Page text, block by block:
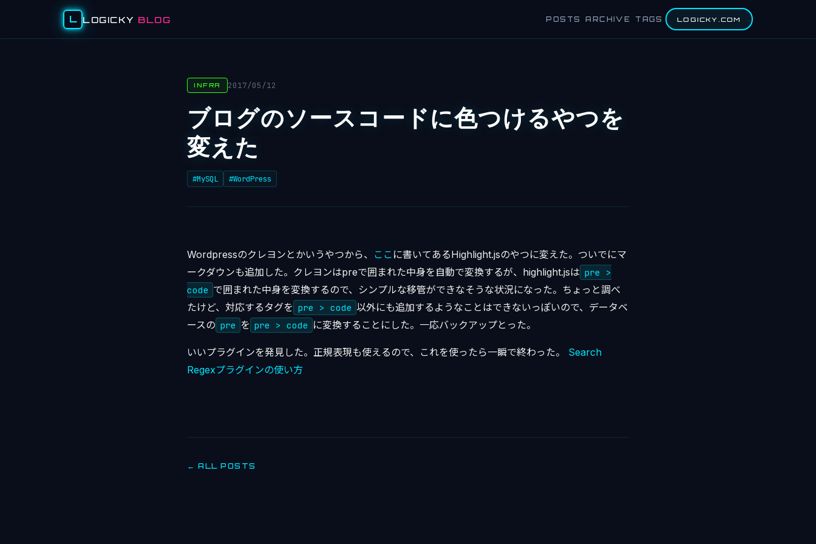
L LOGICKY BLOG POSTS ARCHIVE TAGS LOGICKY.COM
INFRA 2017/05/12
ブログのソースコードに色つけるやつを
変えた
#MySQL #WordPress
Wordpressのクレヨンとかいうやつから、 ここ に書いてあるHighlight.jsのやつに変えた。ついでにマ
ークダウンも追加した。クレヨンはpreで囲まれた中身を自動で変換するが、highlight.jsは pre >
code で囲まれた中身を変換するので、シンプルな移管ができなそうな状況になった。ちょっと調べ
たけど、対応するタグを pre > code 以外にも追加するようなことはできないっぽいので、データベ
ースの pre を pre > code に変換することにした。一応バックアップとった。
いいプラグインを発見した。正規表現も使えるので、これを使ったら一瞬で終わった。 Search
Regexプラグインの使い方
← ALL POSTS